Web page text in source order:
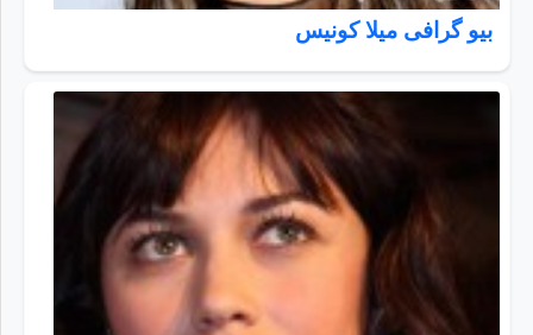
بیو گرافی میلا کونیس